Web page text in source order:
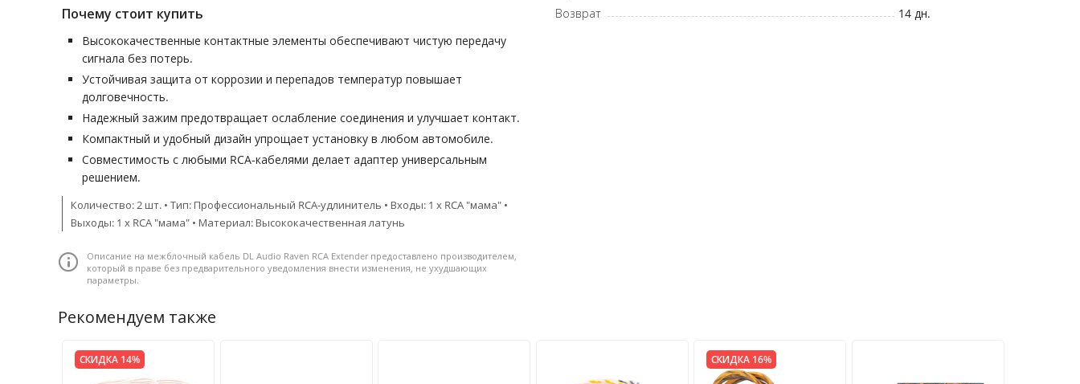
Почему стоит купить
Высококачественные контактные элементы обеспечивают чистую передачу
сигнала без потерь.
Устойчивая защита от коррозии и перепадов температур повышает
долговечность.
Надежный зажим предотвращает ослабление соединения и улучшает контакт.
Компактный и удобный дизайн упрощает установку в любом автомобиле.
Совместимость с любыми RCA-кабелями делает адаптер универсальным
решением.
Количество: 2 шт. • Тип: Профессиональный RCA-удлинитель • Входы: 1 х RCA "мама" •
Выходы: 1 х RCA "мама" • Материал: Высококачественная латунь
Описание на межблочный кабель DL Audio Raven RCA Extender предоставлено производителем,
который в праве без предварительного уведомления внести изменения, не ухудшающих
параметры.
Возврат
14 дн.
Рекомендуем также
СКИДКА 14% СКИДКА 16%